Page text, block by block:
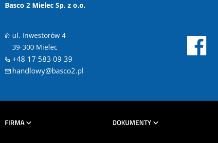
Basco 2 Mielec Sp. z o.o.
ul. Inwestorów 4
39-300 Mielec
+48 17 583 09 39
handlowy@basco2.pl
FIRMA DOKUMENTY